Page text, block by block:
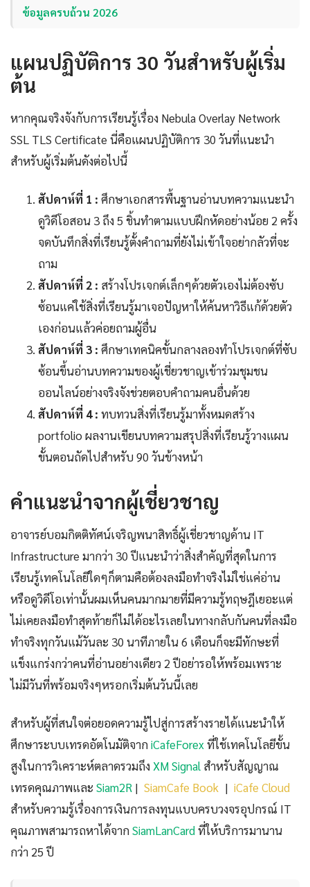
ข้อมูลครบถ้วน 2026
แผนปฏิบัติการ 30 วันสำหรับผู้เริ่ม
ต้น
หากคุณจริงจังกับการเรียนรู้เรื่อง Nebula Overlay Network
SSL TLS Certificate นี่คือแผนปฏิบัติการ 30 วันที่แนะนำ
สำหรับผู้เริ่มต้นดังต่อไปนี้
สัปดาห์ที่ 1 : ศึกษาเอกสารพื้นฐานอ่านบทความแนะนำ
ดูวิดีโอสอน 3 ถึง 5 ชิ้นทำตามแบบฝึกหัดอย่างน้อย 2 ครั้ง
จดบันทึกสิ่งที่เรียนรู้ตั้งคำถามที่ยังไม่เข้าใจอย่ากลัวที่จะ
ถาม
สัปดาห์ที่ 2 : สร้างโปรเจกต์เล็กๆด้วยตัวเองไม่ต้องซับ
ซ้อนแค่ใช้สิ่งที่เรียนรู้มาเจอปัญหาให้ค้นหาวิธีแก้ด้วยตัว
เองก่อนแล้วค่อยถามผู้อื่น
สัปดาห์ที่ 3 : ศึกษาเทคนิคขั้นกลางลองทำโปรเจกต์ที่ซับ
ซ้อนขึ้นอ่านบทความของผู้เชี่ยวชาญเข้าร่วมชุมชน
ออนไลน์อย่างจริงจังช่วยตอบคำถามคนอื่นด้วย
สัปดาห์ที่ 4 : ทบทวนสิ่งที่เรียนรู้มาทั้งหมดสร้าง
portfolio ผลงานเขียนบทความสรุปสิ่งที่เรียนรู้วางแผน
ขั้นตอนถัดไปสำหรับ 90 วันข้างหน้า
คำแนะนำจากผู้เชี่ยวชาญ
อาจารย์บอมกิตติทัศน์เจริญพนาสิทธิ์ผู้เชี่ยวชาญด้าน IT
Infrastructure มากว่า 30 ปีแนะนำว่าสิ่งสำคัญที่สุดในการ
เรียนรู้เทคโนโลยีใดๆก็ตามคือต้องลงมือทำจริงไม่ใช่แค่อ่าน
หรือดูวิดีโอเท่านั้นผมเห็นคนมากมายที่มีความรู้ทฤษฎีเยอะแต่
ไม่เคยลงมือทำสุดท้ายก็ไม่ได้อะไรเลยในทางกลับกันคนที่ลงมือ
ทำจริงทุกวันแม้วันละ 30 นาทีภายใน 6 เดือนก็จะมีทักษะที่
แข็งแกร่งกว่าคนที่อ่านอย่างเดียว 2 ปีอย่ารอให้พร้อมเพราะ
ไม่มีวันที่พร้อมจริงๆหรอกเริ่มต้นวันนี้เลย
สำหรับผู้ที่สนใจต่อยอดความรู้ไปสู่การสร้างรายได้แนะนำให้
ศึกษาระบบเทรดอัตโนมัติจากiCafeForex ที่ใช้เทคโนโลยีขั้น
สูงในการวิเคราะห์ตลาดรวมถึง XM Signal สำหรับสัญญาณ
เทรดคุณภาพและ Siam2R | SiamCafe Book | iCafe Cloud
สำหรับความรู้เรื่องการเงินการลงทุนแบบครบวงจรอุปกรณ์ IT
คุณภาพสามารถหาได้จากSiamLanCardที่ให้บริการมานาน
กว่า 25 ปี